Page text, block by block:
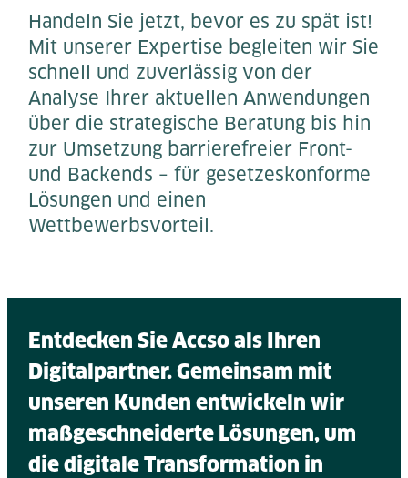
Handeln Sie jetzt, bevor es zu spät ist!
Mit unserer Expertise begleiten wir Sie
schnell und zuverlässig von der
Analyse Ihrer aktuellen Anwendungen
über die strategische Beratung bis hin
zur Umsetzung barrierefreier Front-
und Backends – für gesetzeskonforme
Lösungen und einen
Wettbewerbsvorteil.
Entdecken Sie Accso als Ihren
Digitalpartner. Gemeinsam mit
unseren Kunden entwickeln wir
maßgeschneiderte Lösungen, um
die digitale Transformation in